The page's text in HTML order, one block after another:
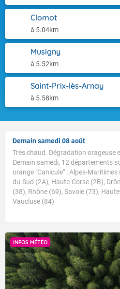
Clomot
à 5.04km
Musigny
à 5.52km
Saint-Prix-lès-Arnay
à 5.58km
Demain samedi 08 août
Très chaud. Dégradation orageuse
Demain samedi, 12 départements
orange "Canicule" : Alpes-
du-Sud (2A), Haute-Corse (2B),
(38), Rhône (69), Savoie (73),
Vaucluse (84)
INFOS MÉTÉO